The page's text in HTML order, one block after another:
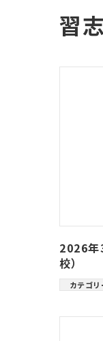
習
2026年
校）
カテゴリ